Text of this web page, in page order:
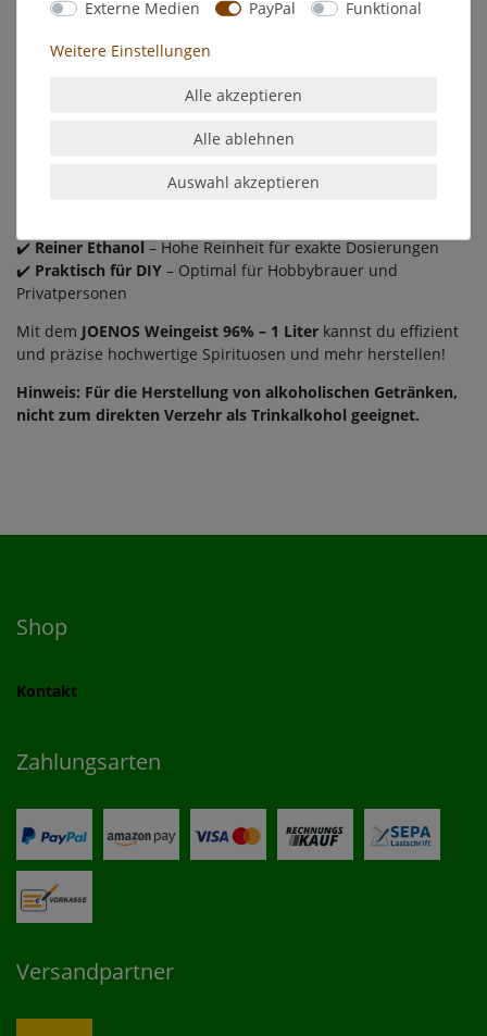
selbstgemachten Produkten exakt zu steuern. Diese
individuellen Gebrauchin kleinen Mengen.
Vorteile des JOENOS Weingeists 96% – 1 Liter:
gelegentlichen Gebrauch
✔️Reiner Ethanol– Hohe Reinheit für exakte Dosierungen
✔️ Praktisch für DIY – Optimal für Hobbybrauer und
Privatpersonen
Mit dem JOENOS Weingeist 96% – 1 Liter kannst du effizient
und präzise hochwertige Spirituosen und mehr herstellen!
Hinweis: Für die Herstellung von alkoholischen Getränken,
nicht zum direkten Verzehr als Trinkalkohol geeignet.
Shop
Kontakt
Zahlungsarten
Versandpartner
Externe Medien PayPal Funktional
Weitere Einstellungen
Alle akzeptieren
Alle ablehnen
Auswahl akzeptieren